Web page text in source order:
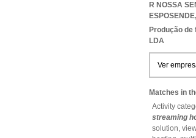
R NOSSA
ESPOSENDE,
Produção
LDA
Ver
Matches in
Activity
streaming
solution,